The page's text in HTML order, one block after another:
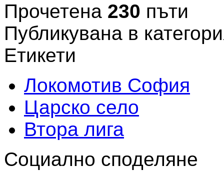
Прочетена 230 пъти
Публикувана в
Етикети
Локомотив София
Царско село
Втора лига
Социално споделяне